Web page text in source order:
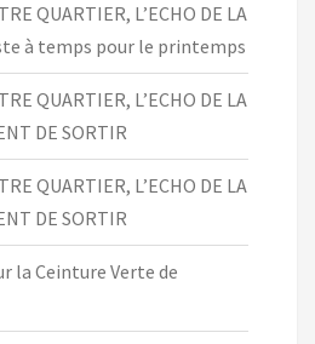
QUARTIER, L’ECHO DE LA
à temps pour le printemps
QUARTIER, L’ECHO DE LA
DE SORTIR
QUARTIER, L’ECHO DE LA
DE SORTIR
la Ceinture Verte de